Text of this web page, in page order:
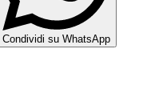
Condividi su WhatsApp